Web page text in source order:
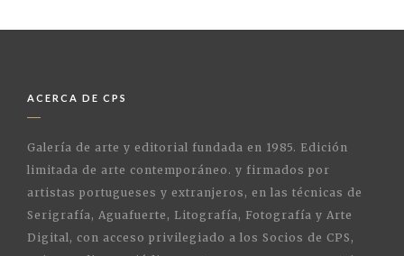
ACERCA DE CPS
Galería de arte y editorial fundada en 1985. Edición
limitada de arte contemporáneo. y firmados por
artistas portugueses y extranjeros, en las técnicas de
Serigrafía, Aguafuerte, Litografía, Fotografía y Arte
Digital, con acceso privilegiado a los Socios de CPS,